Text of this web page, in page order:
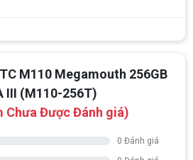
M110 Megamouth 256GB
III (M110-256T)
Chưa Được Đánh giá)
0 Đánh giá
1080p Tối Ưu
Hay Không Dùng Tivi Thay Cho Màn
Máy Tính?
tivi để làm màn hình máy tính hay không? Vì